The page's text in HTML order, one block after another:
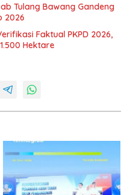
Tulang Bawang Gandeng
2026
Faktual PKPD 2026,
Hektare